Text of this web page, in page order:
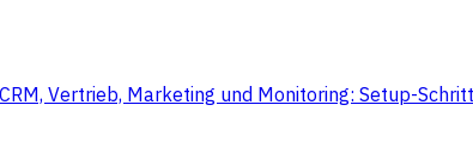
Vertrieb, Marketing und Monitoring: Setup-